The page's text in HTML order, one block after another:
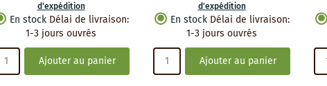
d'expédition
En stock Délai de livraison:
1-3 jours ouvrés
Ajouter au panier
d'expédition
En stock Délai de livraison:
1-3 jours ouvrés
Ajouter au panier